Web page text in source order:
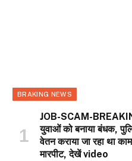
BRAKING NEWS
JOB-SCAM-
युवाओं को बनाया बंधक,
वेतन कराया जा रहा था
मारपीट, देखें video